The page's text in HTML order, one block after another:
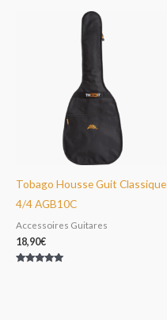
Tobago Housse Guit Classique
4/4 AGB10C
Accessoires Guitares
18,90€